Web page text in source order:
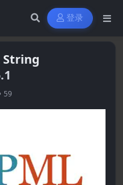
登录
String
59